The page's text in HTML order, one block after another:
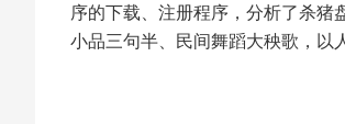
序的下载、注册程序，分析了杀猪
小品三句半、民间舞蹈大秧歌，以